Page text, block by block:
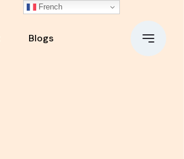
Blogs
French